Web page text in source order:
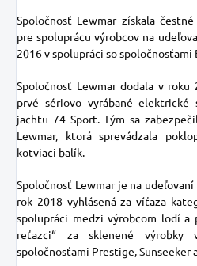
Spoločnosť Lewmar získala
pre spoluprácu výrobcov na
2016 v spolupráci so
Spoločnosť Lewmar dodala v roku
prvé sériovo vyrábané
jachtu 74 Sport. Tým sa
Lewmar, ktorá sprevádzala
kotviaci balík.
Spoločnosť Lewmar je na
rok 2018 vyhlásená za víťaza
spolupráci medzi výrobcom lodí a
reťazci“ za sklenené výrobky
spoločnosťami Prestige, Sunseeker